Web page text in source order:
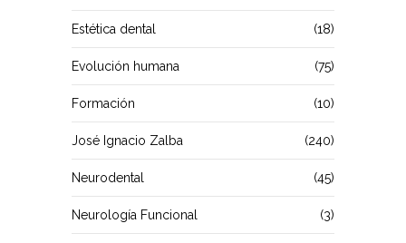
Estética dental (18)
Evolución humana (75)
Formación (10)
José Ignacio Zalba (240)
Neurodental (45)
Neurología Funcional (3)